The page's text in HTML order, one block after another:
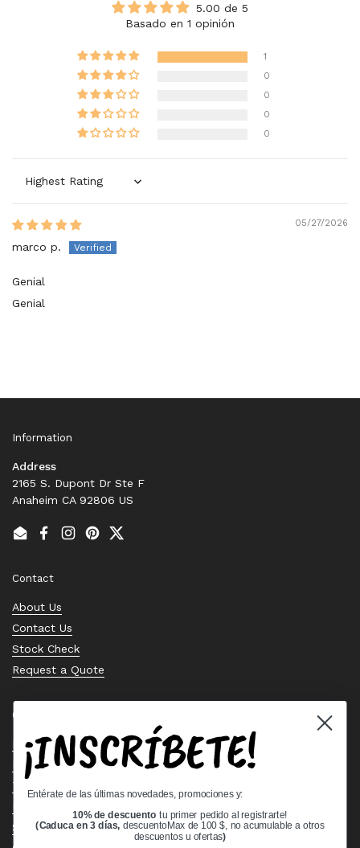
5.00 de 5
Basado en 1 opinión
1
0
0
0
0
Sort by
05/27/2026
marco p.
Genial
Genial
Information
Address
2165 S. Dupont Dr Ste F
Anaheim CA 92806 US
EmailFacebook
Instagram
PinterestTwitter
Contact
About Us
Contact Us
Stock Check
Request a Quote
Quick links
Bearing Knowledge Center
Privacy Policy
Terms & Conditions
Shipping Policy
¡INSCRÍBETE!
Entérate de las últimas novedades, promociones y:
10% de descuento tu primer pedido al registrarte!
(Caduca en 3 días,descuentoMax de 100 $, no acumulable a otros
descuentos u ofertas)